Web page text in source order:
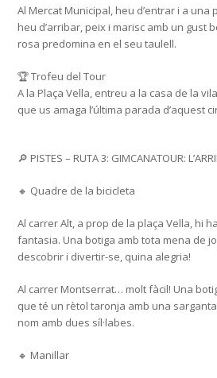
Al Mercat Municipal, heu d’entrar i a
heu d’arribar, peix i marisc amb un gust
rosa predomina en el seu taulell.
🏆 Trofeu del Tour
A la Plaça Vella, entreu a la casa de la
que us amaga l’última parada d’aquest
🔎 PISTES – RUTA 3: GIMCANATOUR:
🔸 Quadre de la bicicleta
Al carrer Alt, a prop de la plaça Vella, hi
fantasia. Una botiga amb tota mena de
descobrir i divertir-se, quina alegria!
Al carrer Montserrat… molt fàcil! Una
que té un rètol taronja amb una
nom amb dues síl·labes.
🔸 Manillar